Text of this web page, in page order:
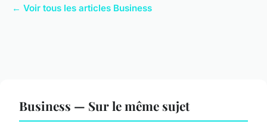
← Voir tous les articles Business
Business — Sur le même sujet